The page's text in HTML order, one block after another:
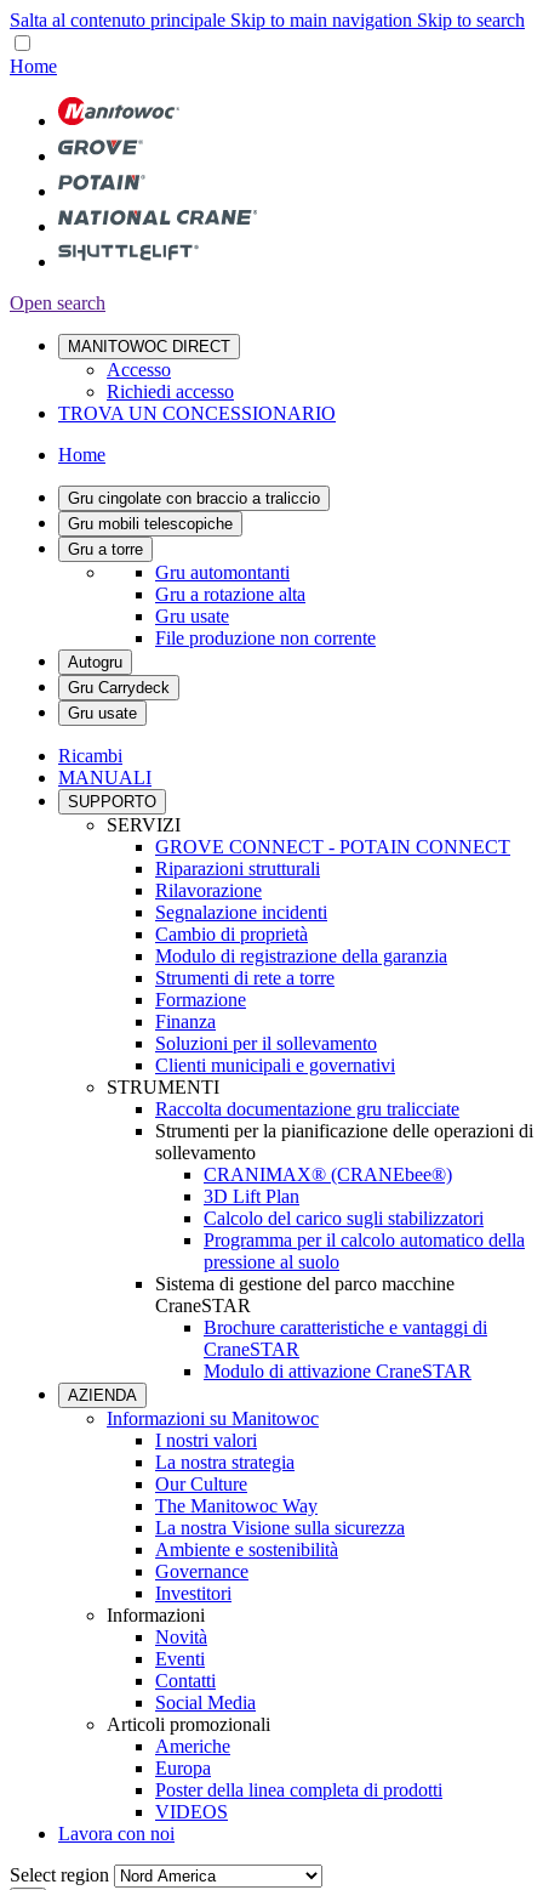
Salta al contenuto principale Skip to main navigation Skip to search
Home
Open search
MANITOWOC DIRECT
Accesso
Richiedi accesso
TROVA UN CONCESSIONARIO
Home
Gru cingolate con braccio a traliccio
Gru mobili telescopiche
Gru a torre
Gru automontanti
Gru a rotazione alta
Gru usate
File produzione non corrente
Autogru
Gru Carrydeck
Gru usate
Ricambi
MANUALI
SUPPORTO
SERVIZI
GROVE CONNECT - POTAIN CONNECT
Riparazioni strutturali
Rilavorazione
Segnalazione incidenti
Cambio di proprietà
Modulo di registrazione della garanzia
Strumenti di rete a torre
Formazione
Finanza
Soluzioni per il sollevamento
Clienti municipali e governativi
STRUMENTI
Raccolta documentazione gru tralicciate
Strumenti per la pianificazione delle operazioni di
sollevamento
CRANIMAX® (CRANEbee®)
3D Lift Plan
Calcolo del carico sugli stabilizzatori
Programma per il calcolo automatico della
pressione al suolo
Sistema di gestione del parco macchine
CraneSTAR
Brochure caratteristiche e vantaggi di
CraneSTAR
Modulo di attivazione CraneSTAR
AZIENDA
Informazioni su Manitowoc
I nostri valori
La nostra strategia
Our Culture
The Manitowoc Way
La nostra Visione sulla sicurezza
Ambiente e sostenibilità
Governance
Investitori
Informazioni
Novità
Eventi
Contatti
Social Media
Articoli promozionali
Americhe
Europa
Poster della linea completa di prodotti
VIDEOS
Lavora con noi
Select region